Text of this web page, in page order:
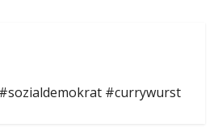
#currywurst